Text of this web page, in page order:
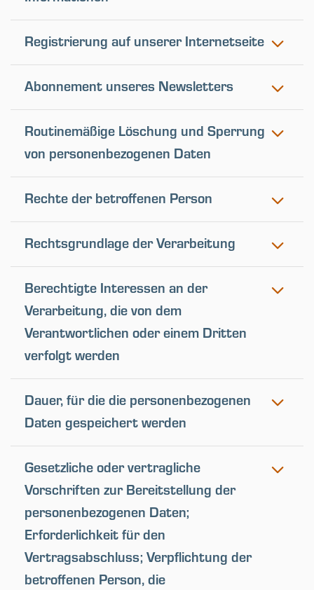
Registrierung auf unserer Internetseite
Abonnement unseres Newsletters
Routinemäßige Löschung und Sperrung
von personenbezogenen Daten
Rechte der betroffenen Person
Rechtsgrundlage der Verarbeitung
Berechtigte Interessen an der
Verarbeitung, die von dem
Verantwortlichen oder einem Dritten
verfolgt werden
Dauer, für die die personenbezogenen
Daten gespeichert werden
Gesetzliche oder vertragliche
Vorschriften zur Bereitstellung der
personenbezogenen Daten;
Erforderlichkeit für den
Vertragsabschluss; Verpflichtung der
betroffenen Person, die